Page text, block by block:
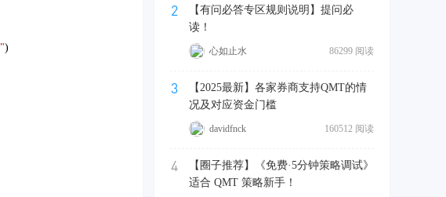
")
2
【有问必答专区规则说明】提问必
读！
86299 阅读
心如止水
3
【2025最新】各家券商支持QMT的情
况及对应资金门槛
160512 阅读
davidfnck
4
【圈子推荐】《免费·5分钟策略调试》
适合 QMT 策略新手！